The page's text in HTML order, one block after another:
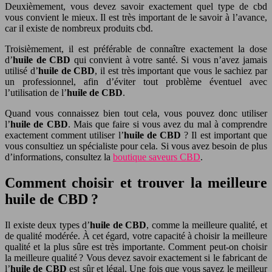
Deuxièmement, vous devez savoir exactement quel type de cbd
vous convient le mieux. Il est très important de le savoir à l’avance,
car il existe de nombreux produits cbd.
Troisièmement, il est préférable de connaître exactement la dose
d’huile de CBD qui convient à votre santé. Si vous n’avez jamais
utilisé d’huile de CBD, il est très important que vous le sachiez par
un professionnel, afin d’éviter tout problème éventuel avec
l’utilisation de l’huile de CBD.
Quand vous connaissez bien tout cela, vous pouvez donc utiliser
l’huile de CBD. Mais que faire si vous avez du mal à comprendre
exactement comment utiliser l’huile de CBD ? Il est important que
vous consultiez un spécialiste pour cela. Si vous avez besoin de plus
d’informations, consultez la boutique saveurs CBD.
Comment choisir et trouver la meilleure
huile de CBD ?
Il existe deux types d’huile de CBD, comme la meilleure qualité, et
de qualité modérée. À cet égard, votre capacité à choisir la meilleure
qualité et la plus sûre est très importante. Comment peut-on choisir
la meilleure qualité ? Vous devez savoir exactement si le fabricant de
l’huile de CBD est sûr et légal. Une fois que vous savez le meilleur